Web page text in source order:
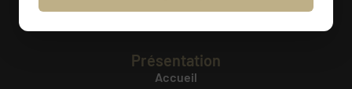
Présentation
Accueil